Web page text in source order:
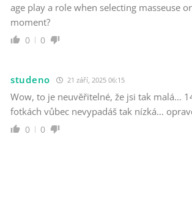
age play a role when selecting masseuse
moment?
0 0
studeno 21 září, 2025 06:15
Wow, to je neuvěřitelné, že jsi tak malá…
fotkách vůbec nevypadáš tak nízká…
0 0